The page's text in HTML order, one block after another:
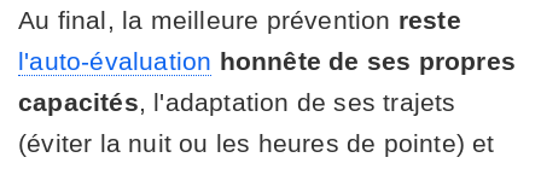
Au final, la meilleure prévention reste
l'auto-évaluation honnête de ses propres
capacités, l'adaptation de ses trajets
(éviter la nuit ou les heures de pointe) et